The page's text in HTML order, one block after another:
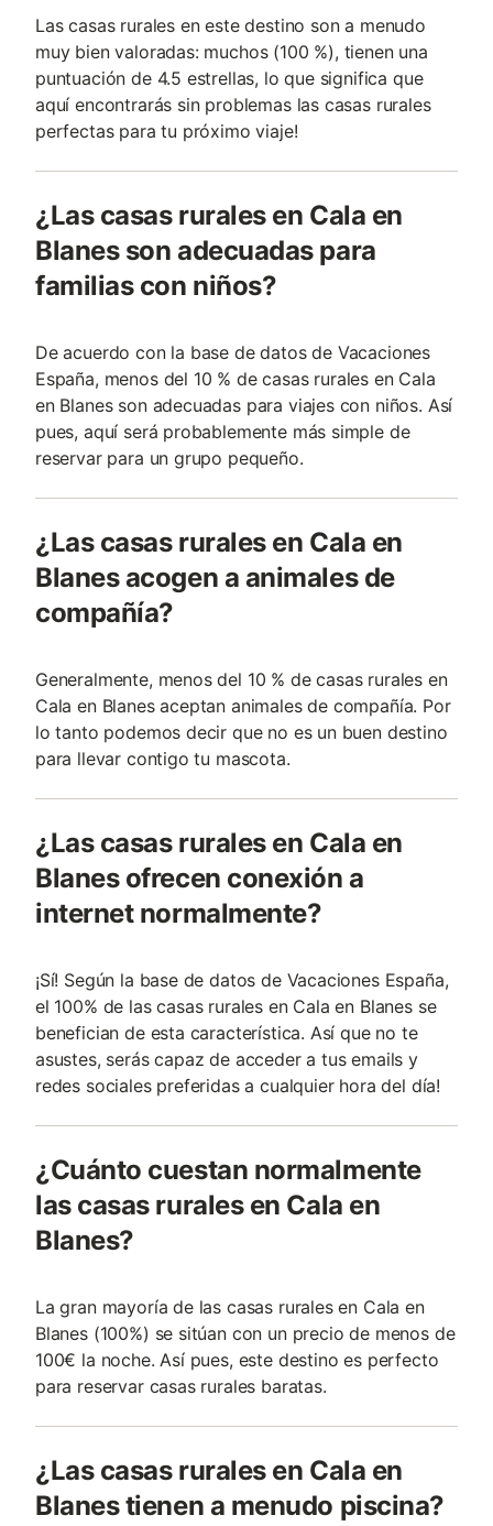
Las casas rurales en este destino son a menudo
muy bien valoradas: muchos (100 %), tienen una
puntuación de 4.5 estrellas, lo que significa que
aquí encontrarás sin problemas las casas rurales
perfectas para tu próximo viaje!
¿Las casas rurales en Cala en
Blanes son adecuadas para
familias con niños?
De acuerdo con la base de datos de Vacaciones
España, menos del 10 % de casas rurales en Cala
en Blanes son adecuadas para viajes con niños. Así
pues, aquí será probablemente más simple de
reservar para un grupo pequeño.
¿Las casas rurales en Cala en
Blanes acogen a animales de
compañía?
Generalmente, menos del 10 % de casas rurales en
Cala en Blanes aceptan animales de compañía. Por
lo tanto podemos decir que no es un buen destino
para llevar contigo tu mascota.
¿Las casas rurales en Cala en
Blanes ofrecen conexión a
internet normalmente?
¡Sí! Según la base de datos de Vacaciones España,
el 100% de las casas rurales en Cala en Blanes se
benefician de esta característica. Así que no te
asustes, serás capaz de acceder a tus emails y
redes sociales preferidas a cualquier hora del día!
¿Cuánto cuestan normalmente
las casas rurales en Cala en
Blanes?
La gran mayoría de las casas rurales en Cala en
Blanes (100%) se sitúan con un precio de menos de
100€ la noche. Así pues, este destino es perfecto
para reservar casas rurales baratas.
¿Las casas rurales en Cala en
Blanes tienen a menudo piscina?